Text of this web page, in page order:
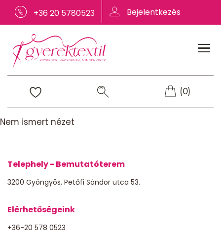
+36 20 5780523 Bejelentkezés
(0)
Nem ismert nézet
Telephely - Bemutatóterem
3200 Gyöngyös, Petőfi Sándor utca 53.
Elérhetőségeink
+36-20 578 0523